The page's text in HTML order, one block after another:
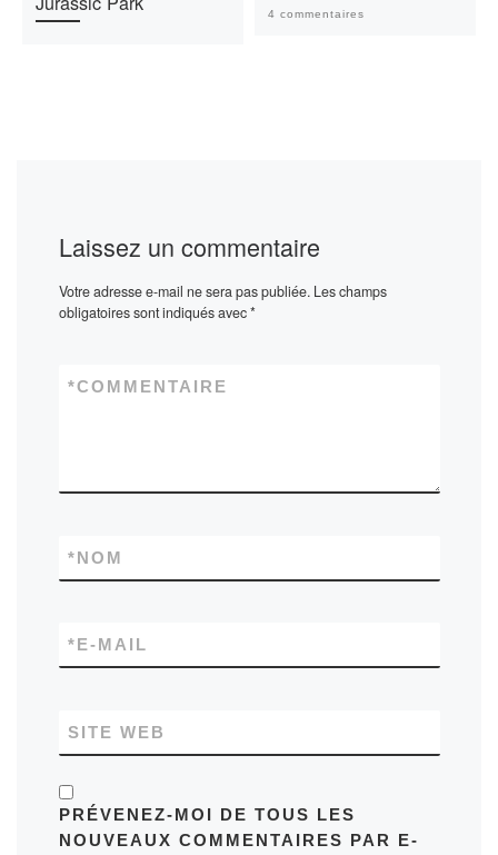
4 commentaires
Laissez un commentaire
Votre adresse e-mail ne sera pas publiée. Les champs
obligatoires sont indiqués avec*
COMMENTAIRE
*
NOM
*
E-MAIL
*
SITE WEB
PRÉVENEZ-MOI DE TOUS LES
NOUVEAUX COMMENTAIRES PAR E-